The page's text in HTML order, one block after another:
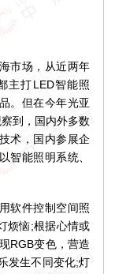
市场，从近两年
主打LED智能照
。但在今年光亚
到，国内外多数
术，国内参展企
智能照明系统、
软件控制空间照
烦恼;根据心情或
RGB变色，营造
发生不同变化;灯